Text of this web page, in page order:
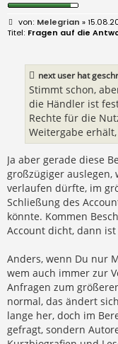
B
e
Melegrian »
Fragen auf die
next user hat
Stimmt schon,
die Händler ist
Rechte für die
Weitergabe
Ja aber gerade diese
großzügiger auslegen,
verlaufen dürfte, im
Schließung des
könnte. Kommen
Account dicht, dann
Anders, wenn Du nur
wem auch immer zur
Anfragen zum
normal, das ändert
lange her, doch im
gefragt, sondern